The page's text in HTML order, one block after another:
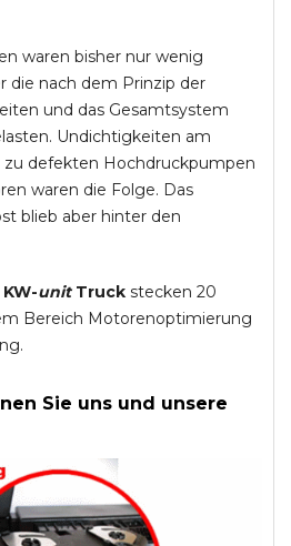
waren bisher nur wenig
die nach dem Prinzip der
und das Gesamtsystem
Undichtigkeiten am
zu defekten Hochdruckpumpen
waren die Folge. Das
blieb aber hinter den
KW-unitTruck stecken 20
Bereich Motorenoptimierung
Sie uns und unsere